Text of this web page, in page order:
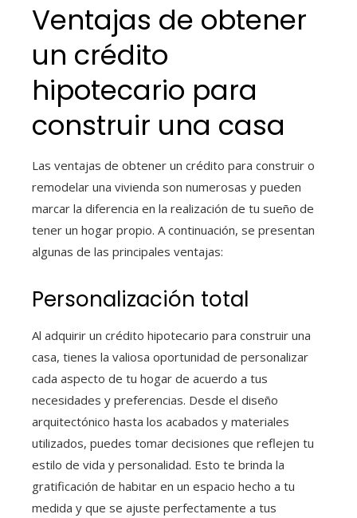
Ventajas de obtener
un crédito
hipotecario para
construir una casa
Las ventajas de obtener un crédito para construir o
remodelar una vivienda son numerosas y pueden
marcar la diferencia en la realización de tu sueño de
tener un hogar propio. A continuación, se presentan
algunas de las principales ventajas:
Personalización total
Al adquirir un crédito hipotecario para construir una
casa, tienes la valiosa oportunidad de personalizar
cada aspecto de tu hogar de acuerdo a tus
necesidades y preferencias. Desde el diseño
arquitectónico hasta los acabados y materiales
utilizados, puedes tomar decisiones que reflejen tu
estilo de vida y personalidad. Esto te brinda la
gratificación de habitar en un espacio hecho a tu
medida y que se ajuste perfectamente a tus